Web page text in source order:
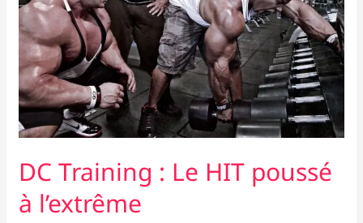
DC Training : Le HIT poussé
à l’extrême